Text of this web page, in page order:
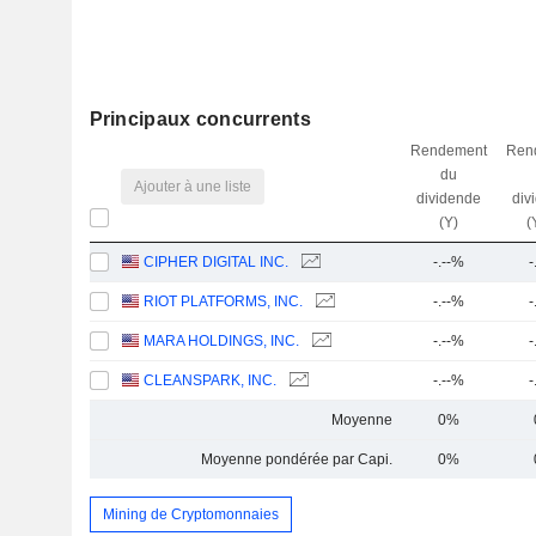
Principaux concurrents
Ajouter à une liste
Rendement
du
dividende
(Y)
CIPHER DIGITAL INC. -.--% -
RIOT PLATFORMS, INC. -.--% -
MARA HOLDINGS, INC. -.--% -
CLEANSPARK, INC. -.--% -
Moyenne 0%
Moyenne pondérée par Capi. 0%
Mining de Cryptomonnaies